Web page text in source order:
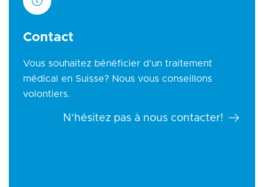
Contact
Vous souhaitez bénéficier d’un traitement
médical en Suisse? Nous vous conseillons
volontiers.
N’hésitez pas à nous contacter!